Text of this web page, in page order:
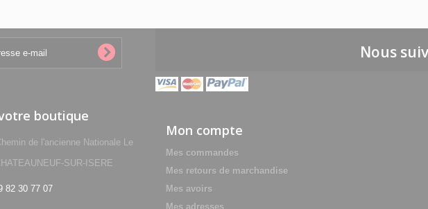
Nous
boutique
de l'ancienne Nationale Le
SUR-ISERE
82 30 77 07
Mon compte
Mes commandes
Mes retours de marchandise
Mes avoirs
Mes adresses